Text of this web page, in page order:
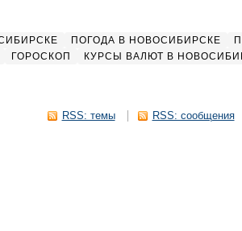
ПОГОДА В НОВОСИБИРСКЕ
ГОРОСКОП КУРСЫ ВАЛЮТ В
RSS: темы RSS: сообщения